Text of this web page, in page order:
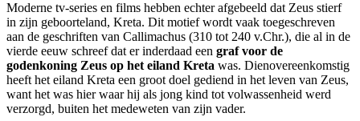
Moderne tv-series en films hebben echter afgebeeld dat Zeus stierf
in zijn geboorteland, Kreta. Dit motief wordt vaak toegeschreven
aan de geschriften van Callimachus (310 tot 240 v.Chr.), die al in de
vierde eeuw schreef dat er inderdaad een graf voor de
godenkoning Zeus op het eiland Kreta was. Dienovereenkomstig
heeft het eiland Kreta een groot doel gediend in het leven van Zeus,
want het was hier waar hij als jong kind tot volwassenheid werd
verzorgd, buiten het medeweten van zijn vader.